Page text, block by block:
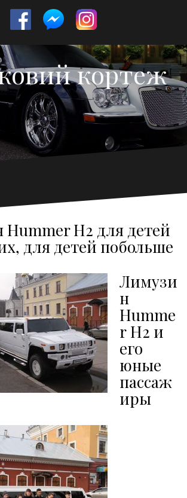
кортеж
H2 для детей
для детей побольше
Лимузи
н
Humme
r H2 и
его
юные
пассаж
иры